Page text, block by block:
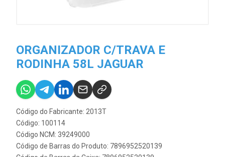
ORGANIZADOR C/TRAVA E
RODINHA 58L JAGUAR
Código do Fabricante: 2013T
Código: 100114
Código NCM: 39249000
Código de Barras do Produto: 7896952520139